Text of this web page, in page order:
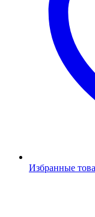
Избранные